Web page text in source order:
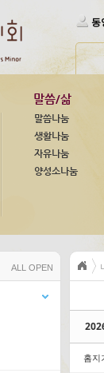
동
산청 프란치스
천안 성거산 피
평창동 피정의
말씀/삶
말씀나눔
생활나눔
자유나눔
양성소나눔
ALL OPEN
홈지